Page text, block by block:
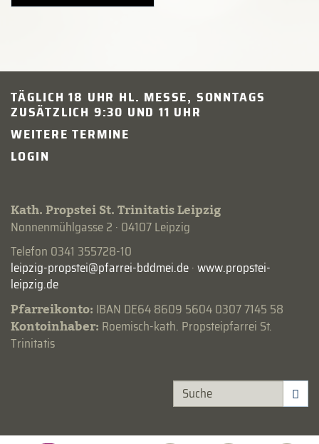
TÄGLICH 18 UHR HL. MESSE, SONNTAGS
ZUSÄTZLICH 9:30 UND 11 UHR
WEITERE TERMINE
LOGIN
Kath. Propstei St. Trinitatis Leipzig
Nonnenmühlgasse 2 · 04107 Leipzig
Telefon 0341 355728-10
·www.propstei-
leipzig.de
Pfarreikonto: IBAN DE64 8609 5604 0307 7145 58
Kontoinhaber: Roemisch-kath. Propsteipfarrei St.
Trinitatis